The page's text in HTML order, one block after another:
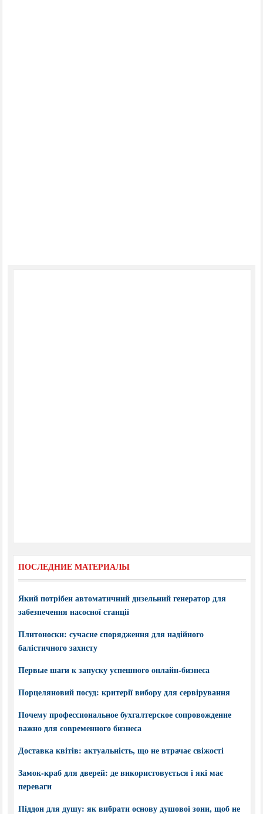
ПОСЛЕДНИЕ МАТЕРИАЛЫ
Який потрібен автоматичний дизельний генератор для
забезпечення насосної станції
Плитоноски: сучасне спорядження для надійного
балістичного захисту
Первые шаги к запуску успешного онлайн-бизнеса
Порцеляновий посуд: критерії вибору для сервірування
Почему профессиональное бухгалтерское сопровождение
важно для современного бизнеса
Доставка квітів: актуальність, що не втрачає свіжості
Замок-краб для дверей: де використовується і які має
переваги
Піддон для душу: як вибрати основу душової зони, щоб не